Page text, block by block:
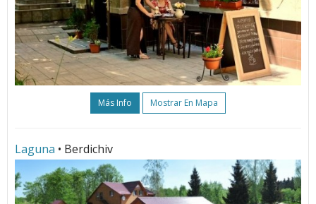
Más Info Mostrar En Mapa
Laguna • Berdichiv